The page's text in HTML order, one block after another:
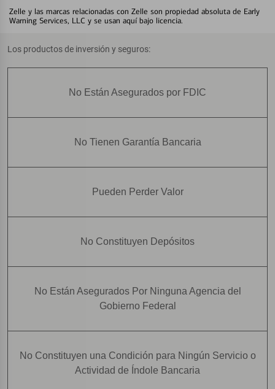
Zelle y las marcas relacionadas con Zelle son propiedad absoluta de Early
Warning Services, LLC y se usan aquí bajo licencia.
Los productos de inversión y seguros:
No Están Asegurados por FDIC
No Tienen Garantía Bancaria
Pueden Perder Valor
No Constituyen Depósitos
No Están Asegurados Por Ninguna Agencia del
Gobierno Federal
No Constituyen una Condición para Ningún Servicio o
Actividad de Índole Bancaria